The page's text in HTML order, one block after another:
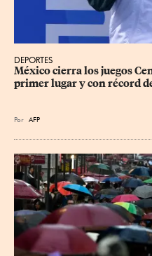
DEPORTES
México cierra los juegos
primer lugar y con récord
Por AFP